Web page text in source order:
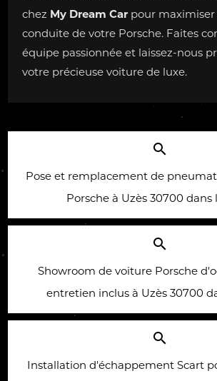
chez My Dream Car pour
conduite de votre Porsche. Faites
équipe passionnée et laissez-nous
votre précieuse voiture de luxe.
search
Pose et remplacement de
Porsche à Uzès 30700 dans
search
Showroom de voiture Porsche
entretien inclus à Uzès 30700
search
Installation d'échappement Scart